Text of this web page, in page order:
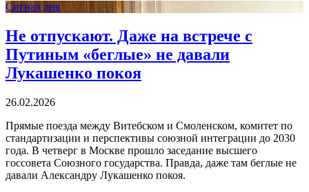
Сигнал дня
Не отпускают. Даже на встрече с
Путиным «беглые» не давали
Лукашенко покоя
26.02.2026
Прямые поезда между Витебском и Смоленском, комитет по
стандартизации и перспективы союзной интеграции до 2030
года. В четверг в Москве прошло заседание высшего
госсовета Союзного государства. Правда, даже там беглые не
давали Александру Лукашенко покоя.